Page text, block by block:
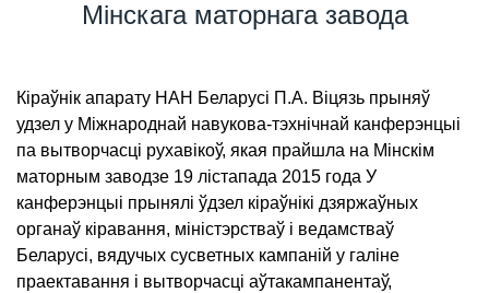
Мінскага маторнага завода
Кіраўнік апарату НАН Беларусі П.А. Віцязь прыняў
удзел у Міжнароднай навукова-тэхнічнай канферэнцыі
па вытворчасці рухавікоў, якая прайшла на Мінскім
маторным заводзе 19 лістапада 2015 года У
канферэнцыі прынялі ўдзел кіраўнікі дзяржаўных
органаў кіравання, міністэрстваў і ведамстваў
Беларусі, вядучых сусветных кампаній у галіне
праектавання і вытворчасці аўтакампанентаў,